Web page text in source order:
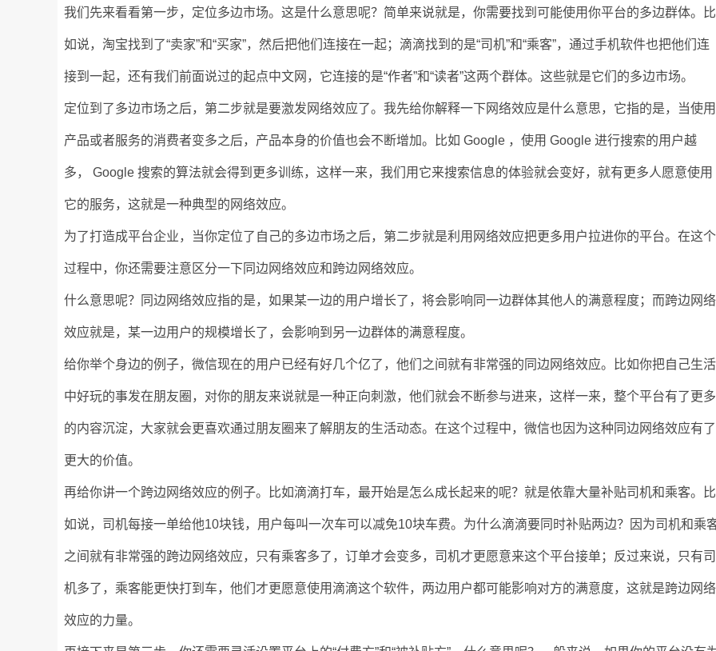
我们先来看看第一步，定位多边市场。这是什么意思呢？简单来说就是，你需要找到可能使用你平台的多边群体。比
如说，淘宝找到了“卖家”和“买家”，然后把他们连接在一起；滴滴找到的是“司机”和“乘客”，通过手机软件也把他们连
接到一起，还有我们前面说过的起点中文网，它连接的是“作者”和“读者”这两个群体。这些就是它们的多边市场。
定位到了多边市场之后，第二步就是要激发网络效应了。我先给你解释一下网络效应是什么意思，它指的是，当使用
产品或者服务的消费者变多之后，产品本身的价值也会不断增加。比如 Google ，使用 Google 进行搜索的用户越
多， Google 搜索的算法就会得到更多训练，这样一来，我们用它来搜索信息的体验就会变好，就有更多人愿意使用
它的服务，这就是一种典型的网络效应。
为了打造成平台企业，当你定位了自己的多边市场之后，第二步就是利用网络效应把更多用户拉进你的平台。在这个
过程中，你还需要注意区分一下同边网络效应和跨边网络效应。
什么意思呢？同边网络效应指的是，如果某一边的用户增长了，将会影响同一边群体其他人的满意程度；而跨边网络
效应就是，某一边用户的规模增长了，会影响到另一边群体的满意程度。
给你举个身边的例子，微信现在的用户已经有好几个亿了，他们之间就有非常强的同边网络效应。比如你把自己生活
中好玩的事发在朋友圈，对你的朋友来说就是一种正向刺激，他们就会不断参与进来，这样一来，整个平台有了更多
的内容沉淀，大家就会更喜欢通过朋友圈来了解朋友的生活动态。在这个过程中，微信也因为这种同边网络效应有了
更大的价值。
再给你讲一个跨边网络效应的例子。比如滴滴打车，最开始是怎么成长起来的呢？就是依靠大量补贴司机和乘客。比
如说，司机每接一单给他10块钱，用户每叫一次车可以减免10块车费。为什么滴滴要同时补贴两边？因为司机和乘
之间就有非常强的跨边网络效应，只有乘客多了，订单才会变多，司机才更愿意来这个平台接单；反过来说，只有司
机多了，乘客能更快打到车，他们才更愿意使用滴滴这个软件，两边用户都可能影响对方的满意度，这就是跨边网络
效应的力量。